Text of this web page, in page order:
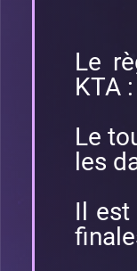
Le
KTA :
Le
les
Il est